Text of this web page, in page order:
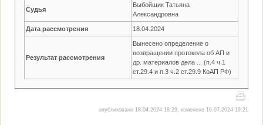
Судья
Выбойщик Татьяна
Александровна
Дата рассмотрения 18.04.2024
Результат рассмотрения
Вынесено определение о
возвращении протокола об АП и
др. материалов дела ... (п.4 ч.1
ст.29.4 и п.3 ч.2 ст.29.9 КоАП РФ)
опубликовано 18.04.2024 18:29, изменено 16.07.2024 19:21